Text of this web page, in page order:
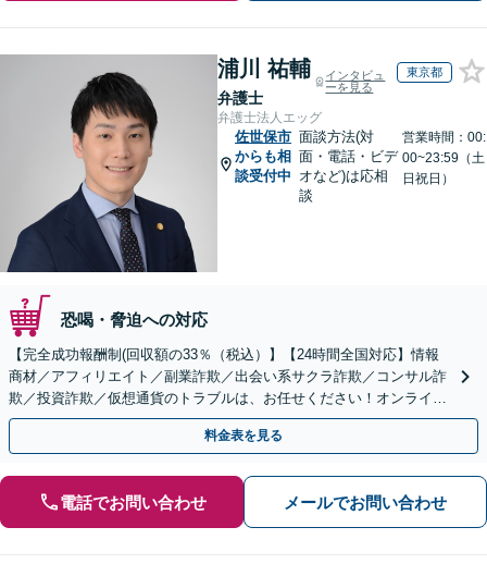
浦川 祐輔
弁護士
インタビュ
ーを見る
東京都
弁護士法人エッグ
佐世保市
からも相
談受付中
面談方法(対
面・電話・ビデ
オなど)は応相
談
営業時間：00:
00~23:59（土
日祝日）
恐喝・脅迫への対応
【完全成功報酬制(回収額の33％（税込）】【24時間全国対応】情報
商材／アフィリエイト／副業詐欺／出会い系サクラ詐欺／コンサル詐
欺／投資詐欺／仮想通貨のトラブルは、お任せください！オンライン
のみで解決も可能！
料金表を見る
電話でお問い合わせ メールでお問い合わせ